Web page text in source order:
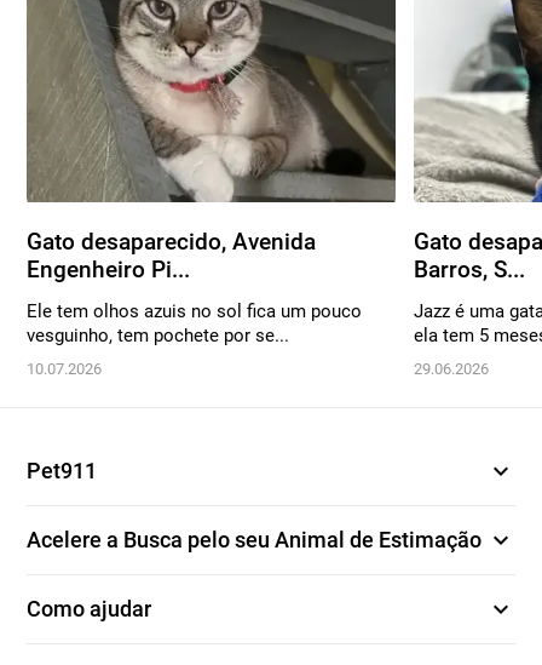
Gato desaparecido, Avenida
Engenheiro Pi...
Ele tem olhos azuis no sol fica um pouco
vesguinho, tem pochete por se...
10.07.2026
Gato
Barros, S...
Jazz é uma
ela tem 5
29.06.2026
Pet911 expand_more
Acelere a Busca pelo seu Animal de Estimação expand_more
Como ajudar expand_more